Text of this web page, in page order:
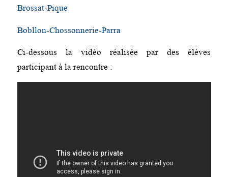
Brossat-Pique
Bobllon-Chossonnerie-Parra
Ci-dessous la vidéo réalisée par des élèves
participant à la rencontre :